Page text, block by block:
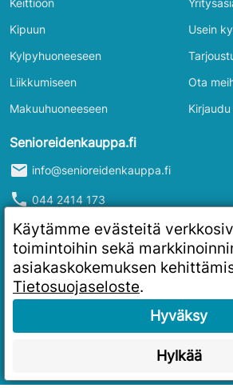
Keittiöön
Kipuun
Kylpyhuoneeseen
Liikkumiseen
Makuuhuoneeseen
Usein
Ota
Senioreidenkauppa.fi
mail info@senioreidenkauppa.fi
phone 044 2414 173
infoY-tunnus: 2986916-4
Käytämme evästeitä
toimintoihin sekä
asiakaskokemuksen
Tietosuojaseloste.
Hyväksy
Hylkää